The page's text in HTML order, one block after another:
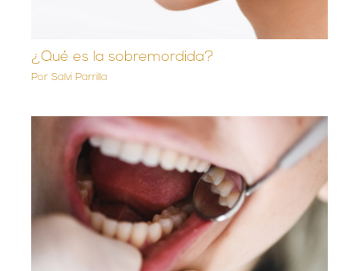
¿Qué es la sobremordida?
PorSalvi Parrilla